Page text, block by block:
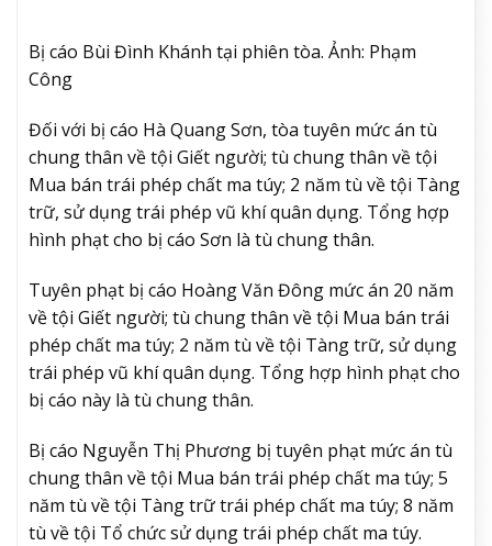
Bị cáo Bùi Đình Khánh tại phiên tòa. Ảnh: Phạm
Công
Đối với bị cáo Hà Quang Sơn, tòa tuyên mức án tù
chung thân về tội Giết người; tù chung thân về tội
Mua bán trái phép chất ma túy; 2 năm tù về tội Tàng
trữ, sử dụng trái phép vũ khí quân dụng. Tổng hợp
hình phạt cho bị cáo Sơn là tù chung thân.
Tuyên phạt bị cáo Hoàng Văn Đông mức án 20 năm
về tội Giết người; tù chung thân về tội Mua bán trái
phép chất ma túy; 2 năm tù về tội Tàng trữ, sử dụng
trái phép vũ khí quân dụng. Tổng hợp hình phạt cho
bị cáo này là tù chung thân.
Bị cáo Nguyễn Thị Phương bị tuyên phạt mức án tù
chung thân về tội Mua bán trái phép chất ma túy; 5
năm tù về tội Tàng trữ trái phép chất ma túy; 8 năm
tù về tội Tổ chức sử dụng trái phép chất ma túy.